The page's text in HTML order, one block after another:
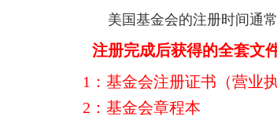
美国基金会的注册时间通
注册完成后获得的全套文
1：基金会注册证书（营业执
2：基金会章程本